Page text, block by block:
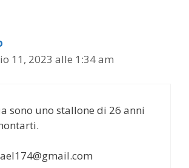
11, 2023 alle 1:34 am
sono uno stallone di 26 anni